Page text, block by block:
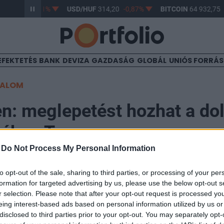
Do Not Process My Personal Information
opt-out of the sale, sharing to third parties, or processing of your
for targeted advertising by us, please use the below opt-out
selection. Please note that after your opt-out request is processed
interest-based ads based on personal information utilized by us
to third parties prior to your opt-out. You may separately
-0,61% USD/HUF314,20 -0,87% BITCOIN64 932,75
BANK DEVIZA GAZDASÁG GLOBÁL UNIÓS
meglepetést hozhat a
Trump
sorozatunk keretében minden hónapban arról
állítanának össze egy közepes